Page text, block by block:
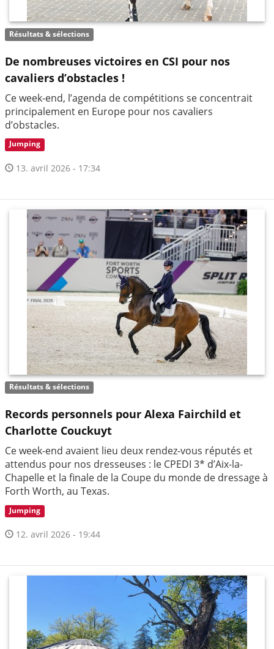
Résultats & sélections
De nombreuses victoires en CSI pour nos
cavaliers d’obstacles !
Ce week-end, l’agenda de compétitions se concentrait
principalement en Europe pour nos cavaliers
d’obstacles.
Jumping
13. avril 2026 - 17:34
Résultats & sélections
Records personnels pour Alexa Fairchild et
Charlotte Couckuyt
Ce week-end avaient lieu deux rendez-vous réputés et
attendus pour nos dresseuses : le CPEDI 3* d’Aix-la-
Chapelle et la finale de la Coupe du monde de dressage à
Forth Worth, au Texas.
Jumping
12. avril 2026 - 19:44